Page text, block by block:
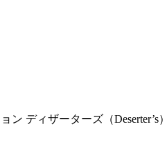
ン ディザーターズ（Deserter’s